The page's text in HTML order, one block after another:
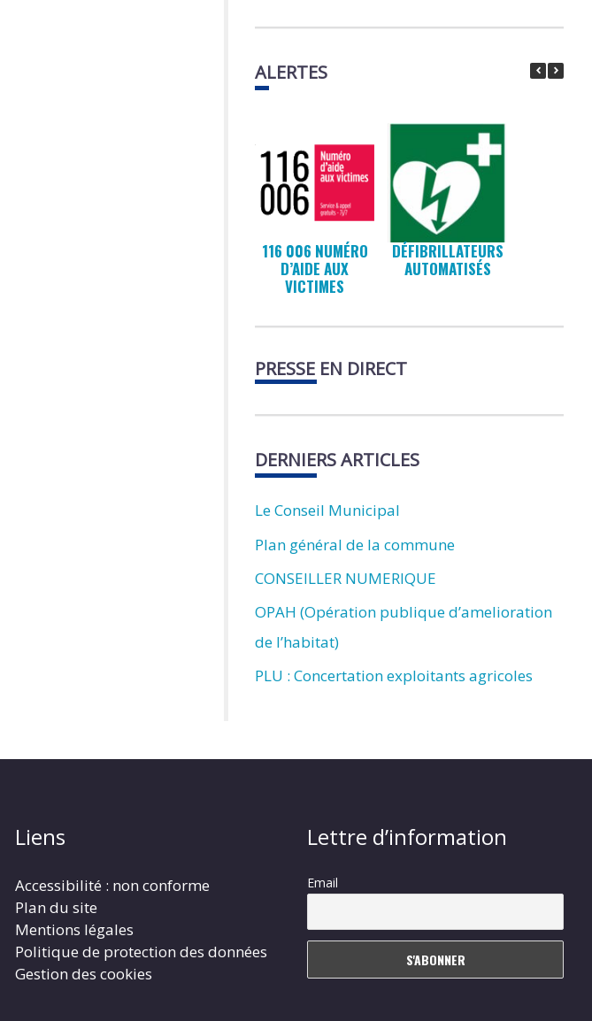
ALERTES
116 006 NUMÉRO
D’AIDE AUX
VICTIMES
DÉFIBRILLATEURS
AUTOMATISÉS
PRESSE EN DIRECT
DERNIERS ARTICLES
Le Conseil Municipal
Plan général de la commune
CONSEILLER NUMERIQUE
OPAH (Opération publique d’amelioration
de l’habitat)
PLU : Concertation exploitants agricoles
Liens
Accessibilité : non conforme
Plan du site
Mentions légales
Politique de protection des données
Gestion des cookies
Lettre d’information
Email